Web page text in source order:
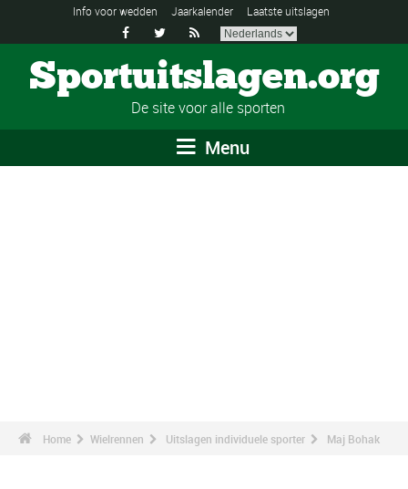
Info voor wedden Jaarkalender Laatste uitslagen
  
Sportuitslagen.org
De site voor alle sporten
Menu
Home Wielrennen Uitslagen individuele sporter Maj Bohak